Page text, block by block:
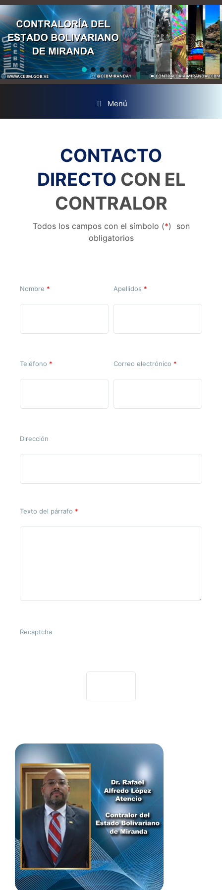
Menú
CONTACTO
DIRECTO CON EL
CONTRALOR
Todos los campos con el símbolo (*) son
obligatorios
Nombre * Apellidos *
Teléfono * Correo electrónico *
Dirección
Texto del párrafo *
Recaptcha